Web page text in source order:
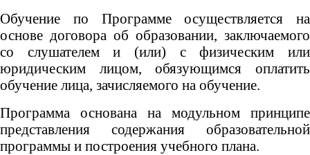
Обучение по Программе осуществляется на
основе договора об образовании, заключаемого
со слушателем и (или) с физическим или
юридическим лицом, обязующимся оплатить
обучение лица, зачисляемого на обучение.
Программа основана на модульном принципе
представления содержания образовательной
программы и построения учебного плана.